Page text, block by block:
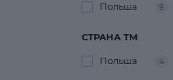
Польша 9
СТРАНА ТМ
Польша 4